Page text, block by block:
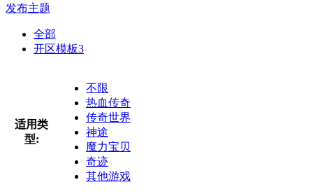
发布主题
全部
开区模板3
适用类
型:
不限
热血传奇
传奇世界
神途
魔力宝贝
奇迹
其他游戏